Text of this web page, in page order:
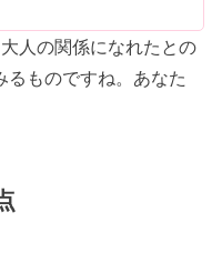
人の関係になれたとの
るものですね。あなた